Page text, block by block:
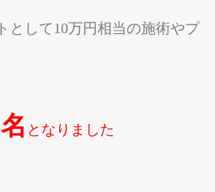
として10万円相当の施術やプ
となりました